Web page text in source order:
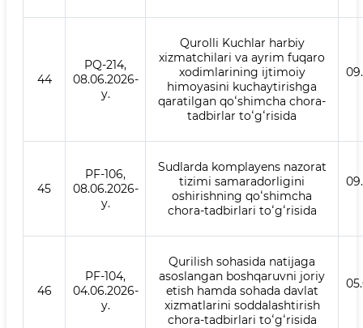
44
PQ-214,
08.06.2026-
y.
Qurolli Kuchlar harbiy
xizmatchilari va ayrim fuqaro
xodimlarining ijtimoiy
himoyasini kuchaytirishga
qaratilgan qoʻshimcha chora-
tadbirlar toʻgʻrisida
45
PF-106,
08.06.2026-
y.
Sudlarda komplayens nazorat
tizimi samaradorligini
oshirishning qoʻshimcha
chora-tadbirlari toʻgʻrisida
46
PF-104,
04.06.2026-
y.
Qurilish sohasida natijaga
asoslangan boshqaruvni joriy
etish hamda sohada davlat
xizmatlarini soddalashtirish
chora-tadbirlari toʻgʻrisida